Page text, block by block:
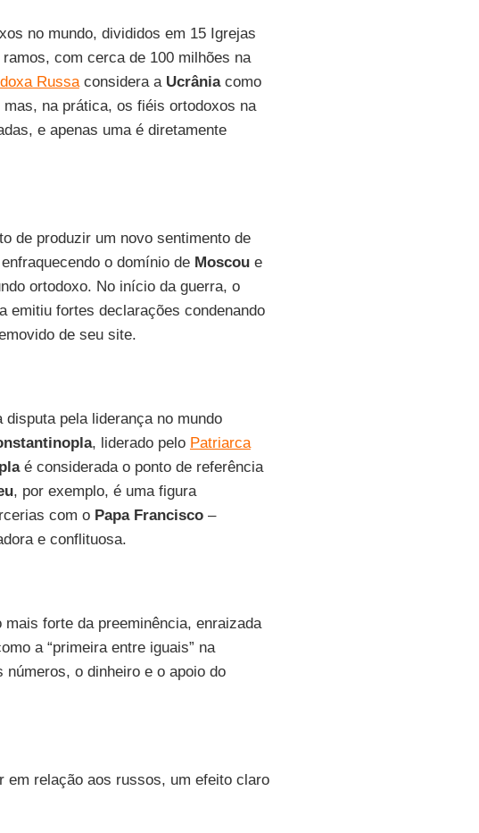
no mundo, divididos em 15 Igrejas
com cerca de 100 milhões na
Russaconsidera a Ucrâniacomo
mas, na prática, os fiéis ortodoxos na
e apenas uma é diretamente
de produzir um novo sentimento de
o domínio de Moscoue
ortodoxo. No início da guerra, o
emitiu fortes declarações condenando
de seu site.
pela liderança no mundo
, liderado pelo Patriarca
é considerada o ponto de referência
, por exemplo, é uma figura
com o Papa Francisco–
e conflituosa.
forte da preeminência, enraizada
a “primeira entre iguais” na
números, o dinheiro e o apoio do
em relação aos russos, um efeito claro